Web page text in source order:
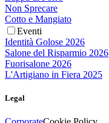
Non Sprecare
Cotto e Mangiato
Eventi
Identità Golose 2026
Salone del Risparmio 2026
Fuorisalone 2026
L'Artigiano in Fiera 2025
Legal